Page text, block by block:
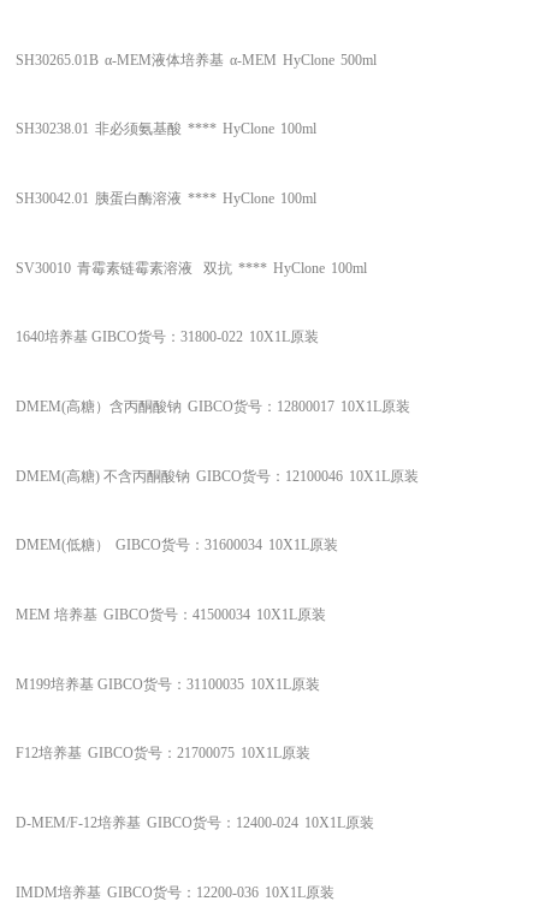
SH30265.01B α-MEM液体培养基 α-MEM HyClone 500ml
SH30238.01 非必须氨基酸 **** HyClone 100ml
SH30042.01 胰蛋白酶溶液 **** HyClone 100ml
SV30010 青霉素链霉素溶液 双抗 **** HyClone 100ml
1640培养基GIBCO货号：31800-022 10X1L原装
DMEM(高糖）含丙酮酸钠 GIBCO货号：12800017 10X1L原装
DMEM(高糖) 不含丙酮酸钠 GIBCO货号：12100046 10X1L原装
DMEM(低糖） GIBCO货号：31600034 10X1L原装
MEM 培养基 GIBCO货号：41500034 10X1L原装
M199培养基GIBCO货号：31100035 10X1L原装
F12培养基 GIBCO货号：21700075 10X1L原装
D-MEM/F-12培养基 GIBCO货号：12400-024 10X1L原装
IMDM培养基 GIBCO货号：12200-036 10X1L原装